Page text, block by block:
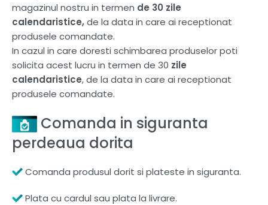
magazinul nostru in termen de 30 zile
calendaristice,de la data in care ai receptionat
produsele comandate.
In cazul in care doresti schimbarea produselor poti
solicita acest lucru in termen de 30 zile
calendaristice, de la data in care ai receptionat
produsele comandate.
Comanda in siguranta
perdeaua dorita
Comanda produsul dorit si plateste in siguranta.
Plata cu cardul sau plata la livrare.